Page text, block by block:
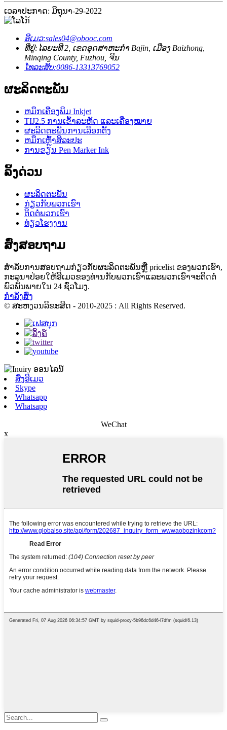
ເວລາປະກາດ: ມິຖຸນາ-29-2022
ອີເມວ:sales04@obooc.com
ທີ່ຢູ່: ໄລຍະທີ 2, ເຂດອຸດສາຫະກໍາ Bajin, ເມືອງ Baizhong,
Minqing County, Fuzhou, ຈີນ
ໂທລະສັບ:0086-13313769052
ຜະລິດຕະພັນ
ຫມຶກເຄື່ອງພິມ Inkjet
TIJ2.5 ການເຂົ້າລະຫັດ ແລະເຄື່ອງໝາຍ
ຜະລິດຕະພັນການເລືອກຕັ້ງ
ຫມຶກເຫຼົ້າສິລະປະ
ການຂຽນ Pen Marker Ink
ລິ້ງດ່ວນ
ຜະລິດຕະພັນ
ກ່ຽວກັບພວກເຮົາ
ຕິດຕໍ່ພວກເຮົາ
ທ່ຽວໂຮງງານ
ສົ່ງສອບຖາມ
ສໍາ​ລັບ​ການ​ສອບ​ຖາມ​ກ່ຽວ​ກັບ​ຜະ​ລິດ​ຕະ​ພັນ​ຫຼື pricelist ຂອງ​ພວກ​ເຮົາ​,
ກະ​ລຸ​ນາ​ປ່ອຍ​ໃຫ້​ອີ​ເມວ​ຂອງ​ທ່ານ​ກັບ​ພວກ​ເຮົາ​ແລະ​ພວກ​ເຮົາ​ຈະ​ຕິດ​ຕໍ່​
ພົວ​ພັນ​ພາຍ​ໃນ 24 ຊົ່ວ​ໂມງ​.
ກຳລັງສົ່ງ
© ສະຫງວນລິຂະສິດ - 2010-2025 : All Rights Reserved.
ສົ່ງອີເມວ
Skype
Whatsapp
Whatsapp
WeChat
x